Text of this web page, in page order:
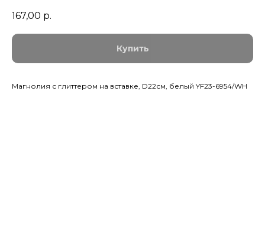
167,00 р.
Купить
Магнолия с глиттером на вставке, D22см, белый YF23-6954/WH